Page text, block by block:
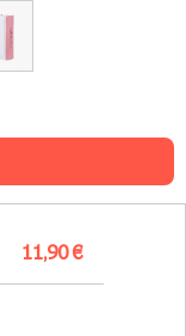
11,90 €